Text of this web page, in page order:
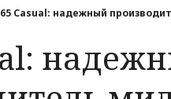
Casual: надежный